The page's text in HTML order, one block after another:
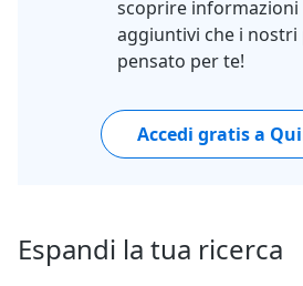
scoprire informazioni
aggiuntivi che i
pensato per te!
Accedi gratis a
Espandi la tua ricerca